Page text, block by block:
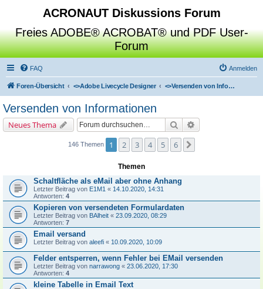
ACRONAUT Diskussions Forum
Freies ADOBE® ACROBAT® und PDF User-
Forum
FAQ Anmelden
Foren-Übersicht <>Adobe Livecycle Designer <>Versenden von Informationen
Versenden von Informationen
Neues Thema Suche
146 Themen 1 2 3 4 5 6
Themen
Schaltfläche als eMail aber ohne Anhang
Letzter Beitrag von E1M1 « 14.10.2020, 14:31
Antworten: 4
Kopieren von versendeten Formulardaten
Letzter Beitrag von BAlheit « 23.09.2020, 08:29
Antworten: 7
Email versand
Letzter Beitrag von aleefi « 10.09.2020, 10:09
Felder entsperren, wenn Fehler bei EMail versenden
Letzter Beitrag von narrawong « 23.06.2020, 17:30
Antworten: 4
kleine Tabelle in Email Text